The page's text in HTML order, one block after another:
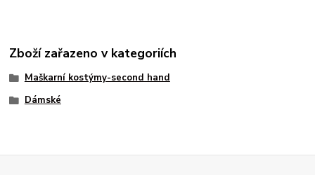
Zboží zařazeno v kategoriích
Maškarní kostýmy-second hand
Dámské